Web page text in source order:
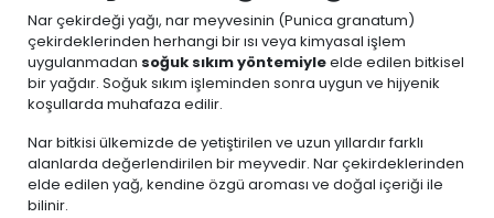
Nar çekirdeği yağı, nar meyvesinin (Punica granatum)
çekirdeklerinden herhangi bir ısı veya kimyasal işlem
uygulanmadan soğuk sıkım yöntemiyleelde edilen bitkisel
bir yağdır. Soğuk sıkım işleminden sonra uygun ve hijyenik
koşullarda muhafaza edilir.
Nar bitkisi ülkemizde de yetiştirilen ve uzun yıllardır farklı
alanlarda değerlendirilen bir meyvedir. Nar çekirdeklerinden
elde edilen yağ, kendine özgü aroması ve doğal içeriği ile
bilinir.